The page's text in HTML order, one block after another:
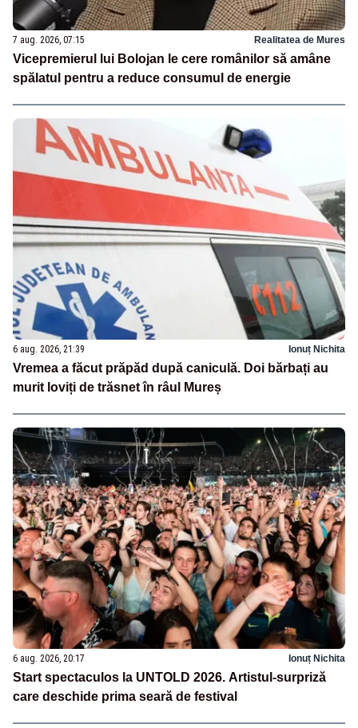
7 aug. 2026, 07:15 Realitatea de Mures
Vicepremierul lui Bolojan le cere românilor să amâne
spălatul pentru a reduce consumul de energie
6 aug. 2026, 21:39 Ionuț Nichita
Vremea a făcut prăpăd după caniculă. Doi bărbați au
murit loviți de trăsnet în râul Mureș
6 aug. 2026, 20:17 Ionuț Nichita
Start spectaculos la UNTOLD 2026. Artistul-surpriză
care deschide prima seară de festival